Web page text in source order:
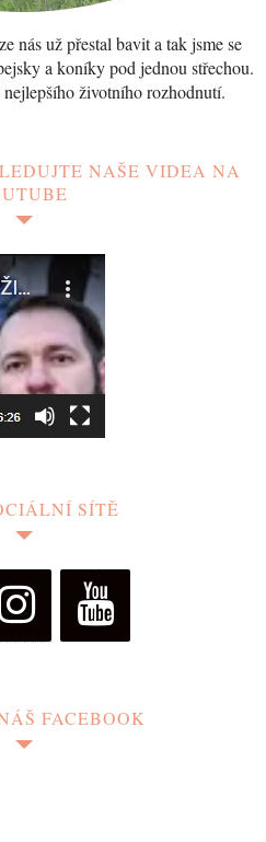
nás už přestal bavit a tak jsme se
a koníky pod jednou střechou.
nejlepšího životního rozhodnutí.
NAŠE VIDEA NA
SÍTĚ
FACEBOOK